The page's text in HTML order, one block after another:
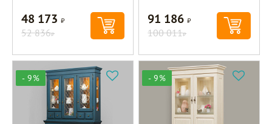
48 173Р
52 836Р
91 186Р
100 011Р
- 9% - 9%